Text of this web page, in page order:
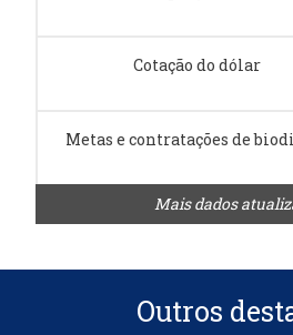
Cotação do dólar
Metas e contratações de
Mais dados
Outros